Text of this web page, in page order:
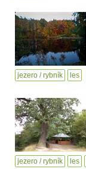
jezero / rybník les
jezero / rybník les